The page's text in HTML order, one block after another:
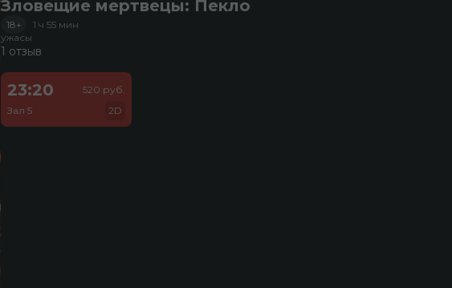
Зловещие мертвецы: Пекло
18+
1 ч 55 мин
ужасы
1 отзыв
23:20
Зал 5
520 руб.
2D